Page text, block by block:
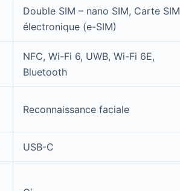
Double SIM – nano SIM, Carte SIM
électronique (e-SIM)
NFC, Wi-Fi 6, UWB, Wi-Fi 6E,
Bluetooth
Reconnaissance faciale
USB-C